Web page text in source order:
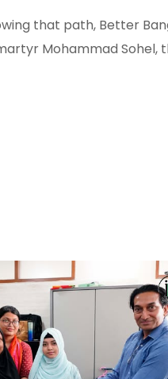
that path, Better
Mohammad